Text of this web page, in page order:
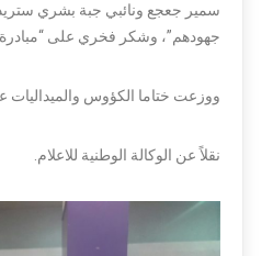
سمير جعجع ونائبي جبة بشري
جهودهم”، وشكر فخري على “مبادرة
ووزعت ختاما الكؤوس والميداليات
نقلاً عن الوكالة الوطنية للاعلام.